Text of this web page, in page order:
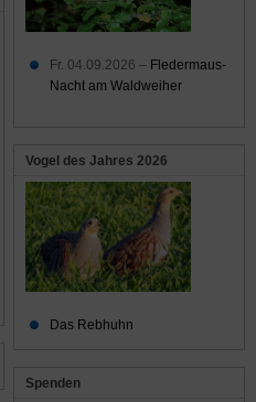
Fr. 04.09.2026 – Fledermaus-
Nacht am Waldweiher
Vogel des Jahres 2026
Das Rebhuhn
Spenden